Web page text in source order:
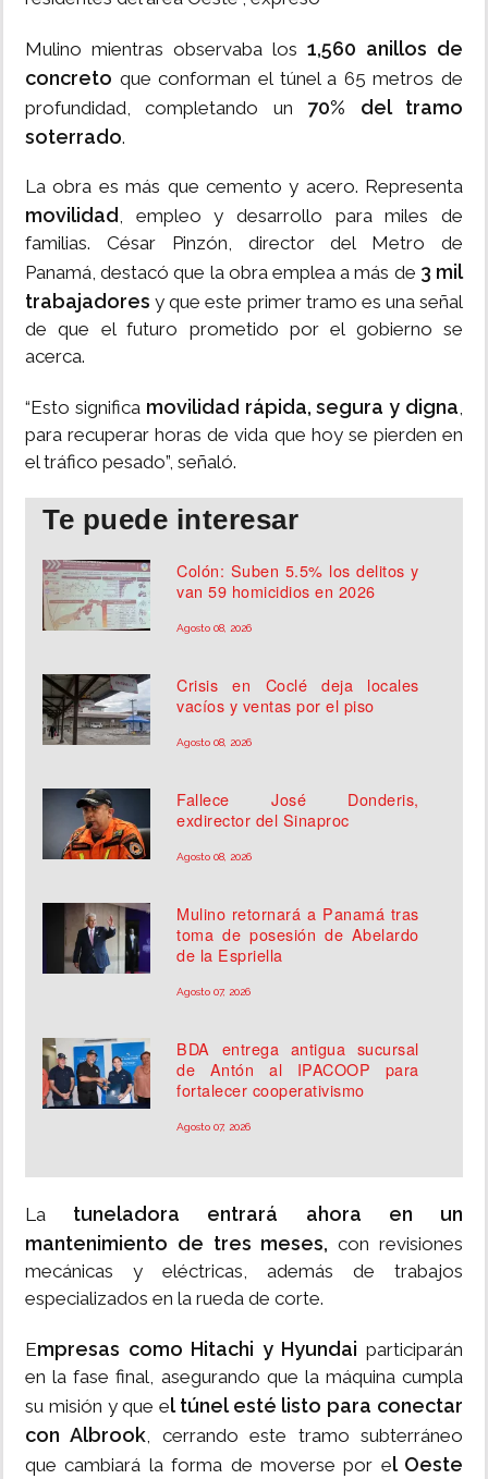
Mulino mientras observaba los 1,560 anillos de
concreto que conforman el túnel a 65 metros de
profundidad, completando un 70% del tramo
soterrado.
La obra es más que cemento y acero. Representa
movilidad , empleo y desarrollo para miles de
familias. César Pinzón, director del Metro de
Panamá, destacó que la obra emplea a más de 3 mil
trabajadores y que este primer tramo es una señal
de que el futuro prometido por el gobierno se
acerca.
“Esto significa movilidad rápida, segura y digna,
para recuperar horas de vida que hoy se pierden en
el tráfico pesado”, señaló.
Te puede interesar
Colón: Suben 5.5% los delitos y
van 59 homicidios en 2026
Agosto 08, 2026
Crisis en Coclé deja locales
vacíos y ventas por el piso
Agosto 08, 2026
Fallece José Donderis,
exdirector del Sinaproc
Agosto 08, 2026
Mulino retornará a Panamá tras
toma de posesión de Abelardo
de la Espriella
Agosto 07, 2026
BDA entrega antigua sucursal
de Antón al IPACOOP para
fortalecer cooperativismo
Agosto 07, 2026
La tuneladora entrará ahora en un
mantenimiento de tres meses, con revisiones
mecánicas y eléctricas, además de trabajos
especializados en la rueda de corte.
Empresas como Hitachi y Hyundai participarán
en la fase final, asegurando que la máquina cumpla
su misión y que el túnel esté listo para conectar
con Albrook, cerrando este tramo subterráneo
que cambiará la forma de moverse por el Oeste